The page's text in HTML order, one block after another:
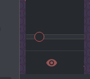
remove_red_eye